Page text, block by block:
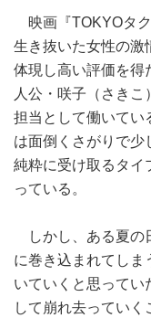
映画『TOKYOタ
生き抜いた女性の激
体現し高い評価を得
人公・咲子（さき
担当として働いてい
は面倒くさがりで少
純粋に受け取るタイ
っている。
しかし、ある夏の
に巻き込まれてしま
いていくと思ってい
して崩れ去ってい